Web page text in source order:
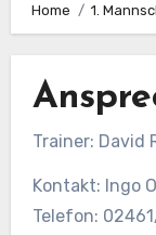
Home 1.
Trainer: David
Kontakt: Ingo
Telefon: